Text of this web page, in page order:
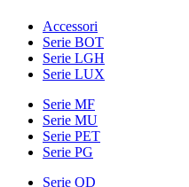
Accessori
Serie BOT
Serie LGH
Serie LUX
Serie MF
Serie MU
Serie PET
Serie PG
Serie QD